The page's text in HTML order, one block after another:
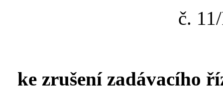
č.
ke zrušení zadávacího